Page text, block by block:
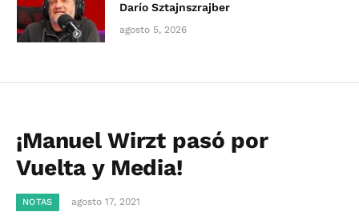
Darío Sztajnszrajber
agosto 5, 2026
¡Manuel Wirzt pasó por
Vuelta y Media!
NOTAS agosto 17, 2021